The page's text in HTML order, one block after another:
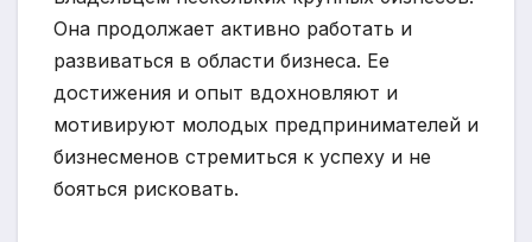
Она продолжает активно работать и
развиваться в области бизнеса. Ее
достижения и опыт вдохновляют и
мотивируют молодых предпринимателей и
бизнесменов стремиться к успеху и не
бояться рисковать.